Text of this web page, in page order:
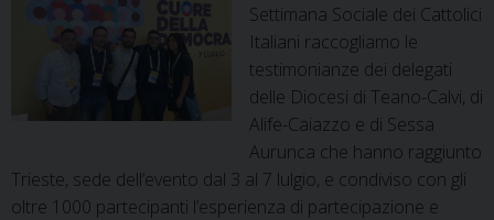
Settimana Sociale dei Cattolici
Italiani raccogliamo le
testimonianze dei delegati
delle Diocesi di Teano-Calvi, di
Alife-Caiazzo e di Sessa
Aurunca che hanno raggiunto
Trieste, sede dell’evento dal 3 al 7 lulgio, e condiviso con gli
oltre 1000 partecipanti l’esperienza di partecipazione e